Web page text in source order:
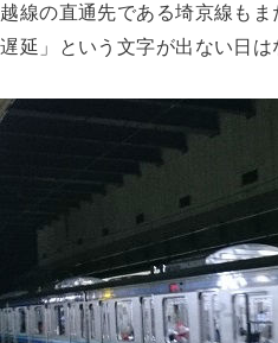
越線の直通先である埼京線も
遅延」という文字が出ない日